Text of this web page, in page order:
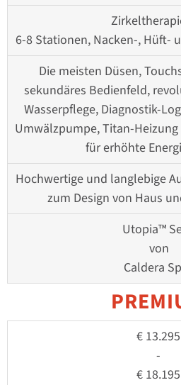
6-8 Stationen, Nacken-, Hüft-
Die meisten Düsen,
sekundäres Bedienfeld,
Wasserpflege, Diagnostik-
Umwälzpumpe, Titan-
für erhöhte
Hochwertige und langlebige
zum Design von Haus
Utopia™
von
Caldera
€ 13.295
-
€ 18.195